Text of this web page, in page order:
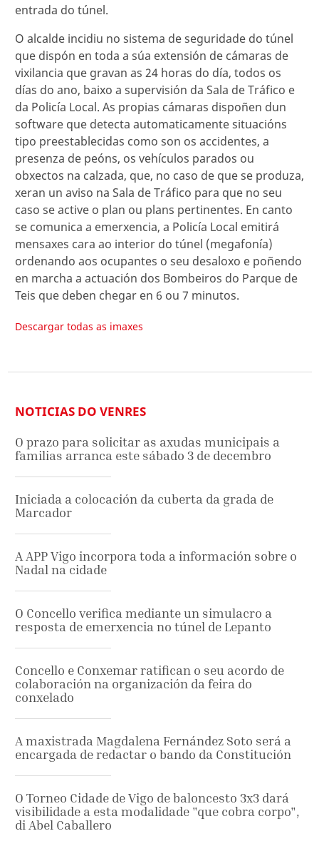
entrada do túnel.
O alcalde incidiu no sistema de seguridade do túnel
que dispón en toda a súa extensión de cámaras de
vixilancia que gravan as 24 horas do día, todos os
días do ano, baixo a supervisión da Sala de Tráfico e
da Policía Local. As propias cámaras dispoñen dun
software que detecta automaticamente situacións
tipo preestablecidas como son os accidentes, a
presenza de peóns, os vehículos parados ou
obxectos na calzada, que, no caso de que se produza,
xeran un aviso na Sala de Tráfico para que no seu
caso se active o plan ou plans pertinentes. En canto
se comunica a emerxencia, a Policía Local emitirá
mensaxes cara ao interior do túnel (megafonía)
ordenando aos ocupantes o seu desaloxo e poñendo
en marcha a actuación dos Bombeiros do Parque de
Teis que deben chegar en 6 ou 7 minutos.
Descargar todas as imaxes
NOTICIAS DO VENRES
O prazo para solicitar as axudas municipais a
familias arranca este sábado 3 de decembro
Iniciada a colocación da cuberta da grada de
Marcador
A APP Vigo incorpora toda a información sobre o
Nadal na cidade
O Concello verifica mediante un simulacro a
resposta de emerxencia no túnel de Lepanto
Concello e Conxemar ratifican o seu acordo de
colaboración na organización da feira do
conxelado
A maxistrada Magdalena Fernández Soto será a
encargada de redactar o bando da Constitución
O Torneo Cidade de Vigo de baloncesto 3x3 dará
visibilidade a esta modalidade "que cobra corpo",
di Abel Caballero